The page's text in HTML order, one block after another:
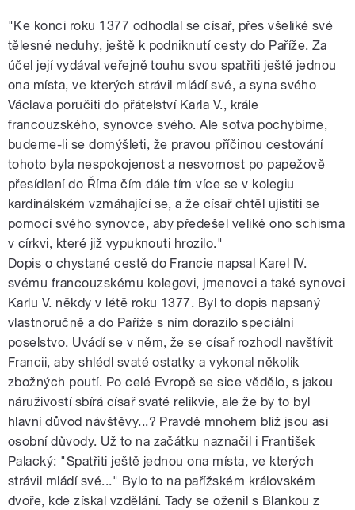
"Ke konci roku 1377 odhodlal se císař, přes všeliké své
tělesné neduhy, ještě k podniknutí cesty do Paříže. Za
účel její vydával veřejně touhu svou spatřiti ještě jednou
ona místa, ve kterých strávil mládí své, a syna svého
Václava poručiti do přátelství Karla V., krále
francouzského, synovce svého. Ale sotva pochybíme,
budeme-li se domýšleti, že pravou příčinou cestování
tohoto byla nespokojenost a nesvornost po papežově
přesídlení do Říma čím dále tím více se v kolegiu
kardinálském vzmáhající se, a že císař chtěl ujistiti se
pomocí svého synovce, aby předešel veliké ono schisma
v církvi, které již vypuknouti hrozilo."
Dopis o chystané cestě do Francie napsal Karel IV.
svému francouzskému kolegovi, jmenovci a také synovci
Karlu V. někdy v létě roku 1377. Byl to dopis napsaný
vlastnoručně a do Paříže s ním dorazilo speciální
poselstvo. Uvádí se v něm, že se císař rozhodl navštívit
Francii, aby shlédl svaté ostatky a vykonal několik
zbožných poutí. Po celé Evropě se sice vědělo, s jakou
náruživostí sbírá císař svaté relikvie, ale že by to byl
hlavní důvod návštěvy...? Pravdě mnohem blíž jsou asi
osobní důvody. Už to na začátku naznačil i František
Palacký: "Spatřiti ještě jednou ona místa, ve kterých
strávil mládí své..." Bylo to na pařížském královském
dvoře, kde získal vzdělání. Tady se oženil s Blankou z